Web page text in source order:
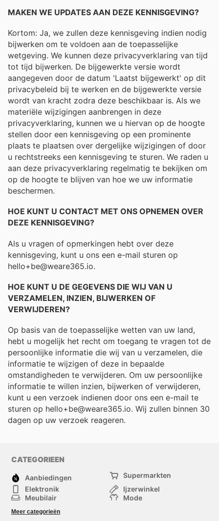
MAKEN WE UPDATES AAN DEZE KENNISGEVING?
Kortom: Ja, we zullen deze kennisgeving indien nodig
bijwerken om te voldoen aan de toepasselijke
wetgeving. We kunnen deze privacyverklaring van tijd
tot tijd bijwerken. De bijgewerkte versie wordt
aangegeven door de datum 'Laatst bijgewerkt' op dit
privacybeleid bij te werken en de bijgewerkte versie
wordt van kracht zodra deze beschikbaar is. Als we
materiële wijzigingen aanbrengen in deze
privacyverklaring, kunnen we u hiervan op de hoogte
stellen door een kennisgeving op een prominente
plaats te plaatsen over dergelijke wijzigingen of door
u rechtstreeks een kennisgeving te sturen. We raden u
aan deze privacyverklaring regelmatig te bekijken om
op de hoogte te blijven van hoe we uw informatie
beschermen.
HOE KUNT U CONTACT MET ONS OPNEMEN OVER
DEZE KENNISGEVING?
Als u vragen of opmerkingen hebt over deze
kennisgeving, kunt u ons een e-mail sturen op
hello+be@weare365.io.
HOE KUNT U DE GEGEVENS DIE WIJ VAN U
VERZAMELEN, INZIEN, BIJWERKEN OF
VERWIJDEREN?
Op basis van de toepasselijke wetten van uw land,
hebt u mogelijk het recht om toegang te vragen tot de
persoonlijke informatie die wij van u verzamelen, die
informatie te wijzigen of deze in bepaalde
omstandigheden te verwijderen. Om uw persoonlijke
informatie te willen inzien, bijwerken of verwijderen,
kunt u een verzoek indienen door ons een e-mail te
sturen op hello+be@weare365.io. Wij zullen binnen 30
dagen op uw verzoek reageren.
CATEGORIEEN
Aanbiedingen
Supermarkten
Elektronik
Ijzerwinkel
Meubilair
Mode
Schoonheid
Meer categorieën